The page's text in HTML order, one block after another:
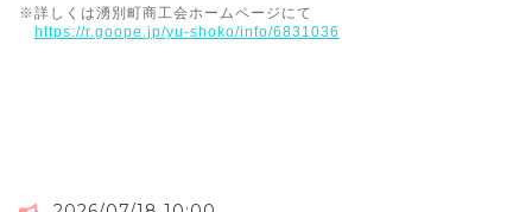
※詳しくは湧別町商工会ホームページにて
https://r.goope.jp/yu-shoko/info/6831036